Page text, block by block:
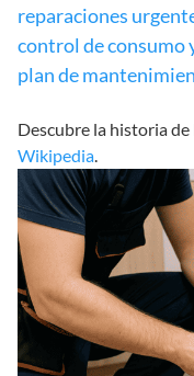
reparaciones
control de consumo
plan de
Descubre la historia
Wikipedia.